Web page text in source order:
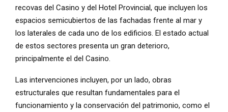
recovas del Casino y del Hotel Provincial, que incluyen los
espacios semicubiertos de las fachadas frente al mar y
los laterales de cada uno de los edificios. El estado actual
de estos sectores presenta un gran deterioro,
principalmente el del Casino.
Las intervenciones incluyen, por un lado, obras
estructurales que resultan fundamentales para el
funcionamiento y la conservación del patrimonio, como el